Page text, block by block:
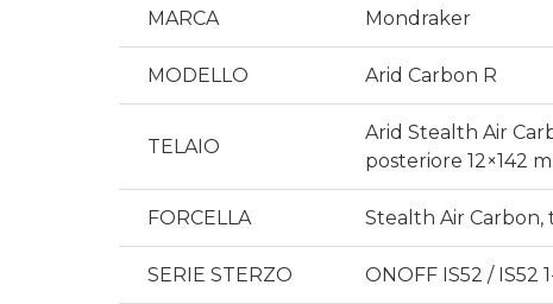
MARCA Mondraker
MODELLO Arid Carbon R
TELAIO
Arid Stealth Air
posteriore 12×142
FORCELLA Stealth Air
SERIE STERZO ONOFF IS52 / IS52